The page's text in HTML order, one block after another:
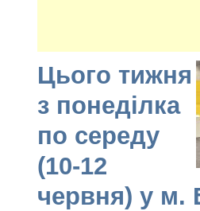
Цього тижня
з понеділка
по середу
(10-12
червня) у м.